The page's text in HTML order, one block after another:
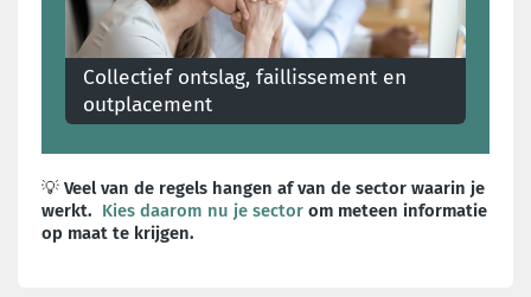
Collectief ontslag, faillissement en
outplacement
Maak je een collectief ontslag of faillissement
mee? Check je rechten en lees verder over
💡 Veel van de regels hangen af van de sector waarin je
werkt. Kies daarom nu je sector om meteen informatie
op maat te krijgen.